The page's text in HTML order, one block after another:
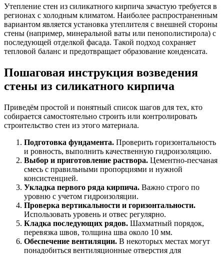
Утепление стен из силикатного кирпича зачастую требуется в
регионах с холодным климатом. Наиболее распространенным
вариантом является установка утеплителя с внешней стороны
стены (например, минеральной ваты или пенополистирола) с
последующей отделкой фасада. Такой подход сохраняет
тепловой баланс и предотвращает образование конденсата.
Пошаговая инструкция возведения
стены из силикатного кирпича
Приведём простой и понятный список шагов для тех, кто
собирается самостоятельно строить или контролировать
строительство стен из этого материала.
Подготовка фундамента. Проверить горизонтальность
и ровность, выполнить качественную гидроизоляцию.
Выбор и приготовление раствора. Цементно-песчаная
смесь с правильными пропорциями и нужной
консистенцией.
Укладка первого ряда кирпича. Важно строго по
уровню с учетом гидроизоляции.
Проверка вертикальности и горизонтальности.
Использовать уровень и отвес регулярно.
Кладка последующих рядов. Шахматный порядок,
перевязка швов, толщина шва около 10 мм.
Обеспечение вентиляции. В некоторых местах могут
понадобиться вентиляционные отверстия для